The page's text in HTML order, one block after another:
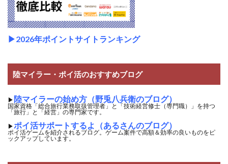
▶2026年ポイントサイトランキング
陸マイラー・ポイ活のおすすめブログ
▶陸マイラーの始め方（野兎八兵衛のブログ）
国家資格「総合旅行業務取扱管理者」と「技術経営修士（専門職）」を持つ
「旅行」と「経営」の専門家です。
▶ ポイ活サポートするよ（あるさんのブログ）
ポイ活ゲームを紹介されるブログ。ゲーム案件で高額＆効率の良いものをピ
ックアップしています。